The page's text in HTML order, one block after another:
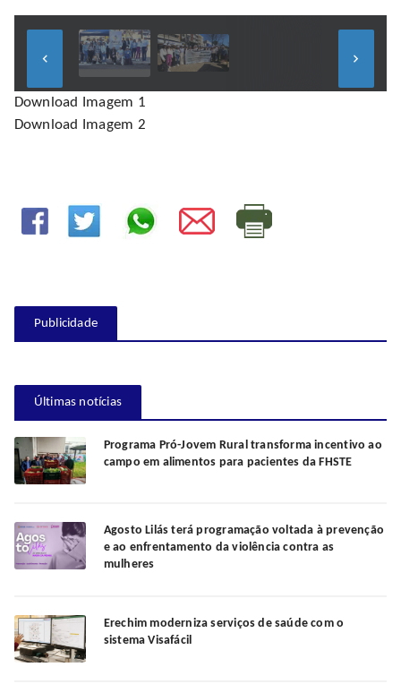
keyboard_arrow_left keyboard_arrow_right
Download Imagem 1
Download Imagem 2
Publicidade
Últimas notícias
Programa Pró-Jovem Rural transforma incentivo ao
campo em alimentos para pacientes da FHSTE
Agosto Lilás terá programação voltada à prevenção
e ao enfrentamento da violência contra as
mulheres
Erechim moderniza serviços de saúde com o
sistema Visafácil